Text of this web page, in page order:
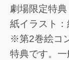
劇場限定特
紙イラスト
※第2巻絵コ
特典です。